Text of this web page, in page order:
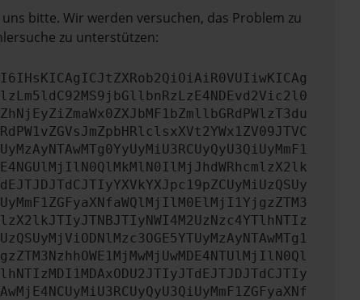
bitte. Wir werden versuchen, das Problem zu
zu unterstützen: